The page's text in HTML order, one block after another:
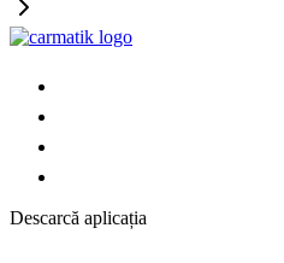
Descarcă aplicația